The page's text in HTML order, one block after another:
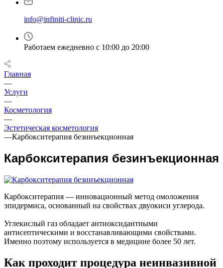
info@infiniti-clinic.ru
Работаем ежедневно с 10:00 до 20:00
Главная
—
Услуги
—
Косметология
—
Эстетическая косметология
—Карбокситерапия безинъекционная
Карбокситерапия безинъекционная
Карбокситерапия — инновационный метод омоложения
эпидермиса, основанный на свойствах двуокиси углерода.
Углекислый газ обладает антиоксидантными
антисептическими и восстанавливающими свойствами.
Именно поэтому используется в медицине более 50 лет.
Как проходит процедура неинвазивной